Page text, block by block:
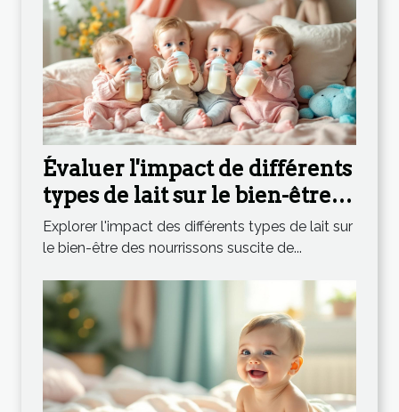
Évaluer l'impact de différents
types de lait sur le bien-être
des nourrissons
Explorer l'impact des différents types de lait sur
le bien-être des nourrissons suscite de...